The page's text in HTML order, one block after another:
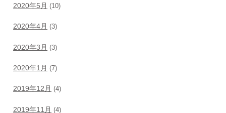
2020年5月 (10)
2020年4月 (3)
2020年3月 (3)
2020年1月 (7)
2019年12月 (4)
2019年11月 (4)